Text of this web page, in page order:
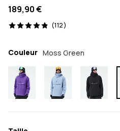
189,90 €
(112)
112 avis, 4.9/5
Couleur Moss Green